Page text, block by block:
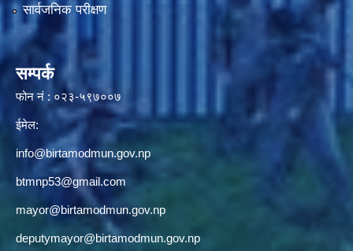
सार्वजनिक परीक्षण
सम्पर्क
फोन नं : ०२३-५९७००७
ईमेल:
info@birtamodmun.gov.np
btmnp53@gmail.com
mayor@birtamodmun.gov.np
deputymayor@birtamodmun.gov.np